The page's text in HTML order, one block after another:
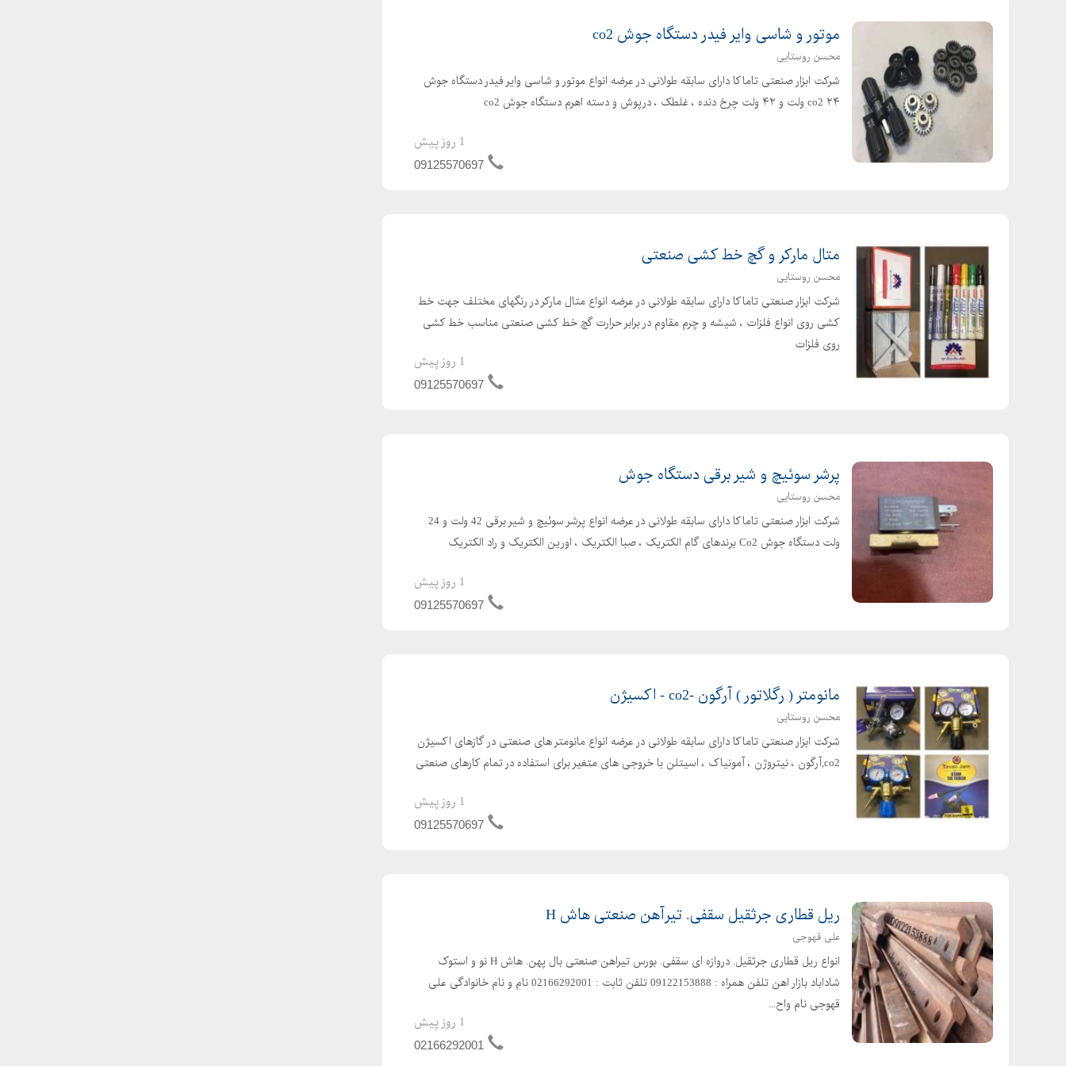
موتور و شاسی وایر فیدر دستگاه جوش co2
محسن روستایی
شرکت ابزار صنعتی تاماکا دارای سابقه طولانی در عرضه انواع موتور و شاسی وایر فیدر دستگاه جوش
co2 ۲۴ ولت و ۴۲ ولت چرخ دنده ، غلطک ، درپوش و دسته اهرم دستگاه جوش co2
1 روز پیش
09125570697
متال مارکر و گچ خط کشی صنعتی
محسن روستایی
شرکت ابزار صنعتی تاماکا دارای سابقه طولانی در عرضه انواع متال مارکر در رنگهای مختلف جهت خط
کشی روی انواع فلزات ، شیشه و چرم مقاوم در برابر حرارت گچ خط کشی صنعتی مناسب خط کشی
روی فلزات
1 روز پیش
09125570697
پرشر سوئیچ و شیر برقی دستگاه جوش
محسن روستایی
شرکت ابزار صنعتی تاماکا دارای سابقه طولانی در عرضه انواع پرشر سوئیچ و شیر برقی 42 ولت و 24
ولت دستگاه جوش Co2 برندهای گام الکتریک ، صبا الکتریک ، اورین الکتریک و راد الکتریک
1 روز پیش
09125570697
مانومتر ( رگلاتور ) آرگون -co2 - اکسیژن
محسن روستایی
شرکت ابزار صنعتی تاماکا دارای سابقه طولانی در عرضه انواع مانومتر های صنعتی در گازهای اکسیژن
co2,آرگون ، نیتروژن ، آمونیاک ، اسیتلن با خروجی های متغیر برای استفاده در تمام کارهای صنعتی
1 روز پیش
09125570697
ریل قطاری جرثقیل سقفی. تیرآهن صنعتی هاش H
علی قهوجی
انواع ریل قطاری جرثقیل. دروازه ای سقفی. بورس تیراهن صنعتی بال پهن. هاش H نو و استوک
شاداباد بازار اهن تلفن همراه : 09122153888 تلفن ثابت : 02166292001 نام و نام خانوادگی علی
قهوجی نام واح...
1 روز پیش
02166292001